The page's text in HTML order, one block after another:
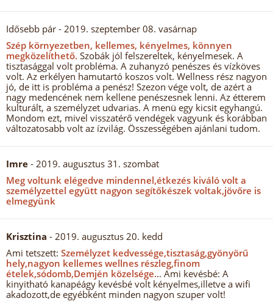
Idősebb pár - 2019. szeptember 08. vasárnap
Szép környezetben, kellemes, kényelmes, könnyen
megközelíthető. Szobák jól felszereltek, kényelmesek. A
tisztasággal volt probléma. A zuhanyzó penészes és vízköves
volt. Az erkélyen hamutartó koszos volt. Wellness rész nagyon
jó, de itt is probléma a penész! Szezon vége volt, de azért a
nagy medencének nem kellene penészesnek lenni. Az étterem
kulturált, a személyzet udvarias. A menü egy kicsit egyhangú.
Mondom ezt, mivel visszatérő vendégek vagyunk és korábban
változatosabb volt az ízvilág. Összességében ajánlani tudom.
Imre - 2019. augusztus 31. szombat
Meg voltunk elégedve mindennel,étkezés kiváló volt a
személyzettel együtt nagyon segítőkészek voltak,jövőre is
elmegyünk
Krisztina - 2019. augusztus 20. kedd
Ami tetszett: Személyzet kedvessége,tisztaság,gyönyörű
hely,nagyon kellemes wellnes részleg,finom
ételek,sódomb,Demjén közelsége... Ami kevésbé: A
kinyitható kanapéágy kevésbé volt kényelmes,illetve a wifi
akadozott,de egyébként minden nagyon szuper volt!